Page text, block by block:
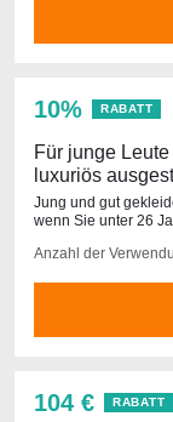
10% RABATT
Für junge
luxuriös
Jung und gut
wenn Sie unter 26
Anzahl der
104 € RABATT